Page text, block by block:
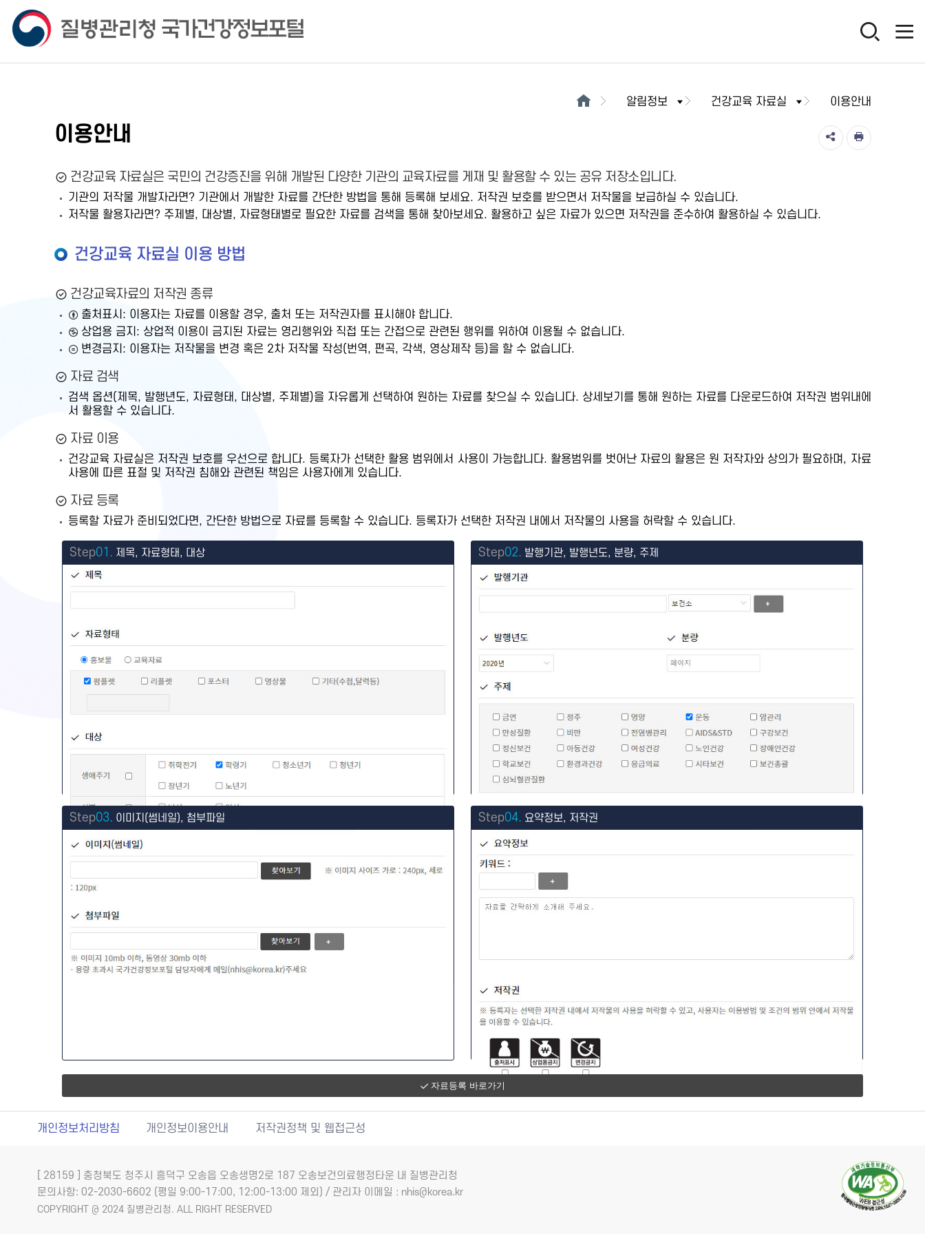
알림정보 건강교육 자료실 이용안내
이용안내
건강교육 자료실은 국민의 건강증진을 위해 개발된 다양한 기관의 교육자료를 게재 및 활용할 수 있는 공유 저장소입니다.
기관의 저작물 개발자라면? 기관에서 개발한 자료를 간단한 방법을 통해 등록해 보세요. 저작권 보호를 받으면서 저작물을 보급하실 수 있습니다.
저작물 활용자라면? 주제별, 대상별, 자료형태별로 필요한 자료를 검색을 통해 찾아보세요. 활용하고 싶은 자료가 있으면 저작권을 준수하여 활용하실 수 있습니다.
건강교육 자료실 이용 방법
건강교육자료의 저작권 종류
출처표시: 이용자는 자료를 이용할 경우, 출처 또는 저작권자를 표시해야 합니다.
상업용 금지: 상업적 이용이 금지된 자료는 영리행위와 직접 또는 간접으로 관련된 행위를 위하여 이용될 수 없습니다.
변경금지: 이용자는 저작물을 변경 혹은 2차 저작물 작성(번역, 편곡, 각색, 영상제작 등)을 할 수 없습니다.
자료 검색
검색 옵션(제목, 발행년도, 자료형태, 대상별, 주제별)을 자유롭게 선택하여 원하는 자료를 찾으실 수 있습니다. 상세보기를 통해 원하는 자료를 다운로드하여 저작권 범위내에
서 활용할 수 있습니다.
자료 이용
건강교육 자료실은 저작권 보호를 우선으로 합니다. 등록자가 선택한 활용 범위에서 사용이 가능합니다. 활용범위를 벗어난 자료의 활용은 원 저작자와 상의가 필요하며, 자료
사용에 따른 표절 및 저작권 침해와 관련된 책임은 사용자에게 있습니다.
자료 등록
등록할 자료가 준비되었다면, 간단한 방법으로 자료를 등록할 수 있습니다. 등록자가 선택한 저작권 내에서 저작물의 사용을 허락할 수 있습니다.
Step01. 제목, 자료형태, 대상 Step02. 발행기관, 발행년도, 분량, 주제
Step03. 이미지(썸네일), 첨부파일 Step04. 요약정보, 저작권
자료등록 바로가기
개인정보처리방침 개인정보이용안내 저작권정책 및 웹접근성
[ 28159 ] 충청북도 청주시 흥덕구 오송읍 오송생명2로 187 오송보건의료행정타운 내 질병관리청
문의사항: 02-2030-6602 (평일 9:00-17:00, 12:00-13:00 제외) / 관리자 이메일 : nhis@korea.kr
COPYRIGHT @ 2024 질병관리청. ALL RIGHT RESERVED